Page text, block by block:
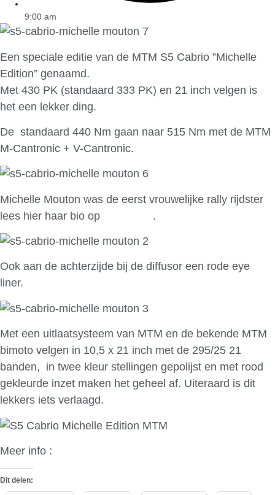
9:00 am
Een speciale editie van de MTM S5 Cabrio ”Michelle
Edition” genaamd.
Met 430 PK (standaard 333 PK) en 21 inch velgen is
het een lekker ding.
De standaard 440 Nm gaan naar 515 Nm met de MTM
M-Cantronic + V-Cantronic.
Michelle Mouton was de eerst vrouwelijke rally rijdster
lees hier haar bio op
.
Ook aan de achterzijde bij de diffusor een rode eye
liner.
Met een uitlaatsysteem van MTM en de bekende MTM
bimoto velgen in 10,5 x 21 inch met de 295/25 21
banden, in twee kleur stellingen gepolijst en met rood
gekleurde inzet maken het geheel af. Uiteraard is dit
lekkers iets verlaagd.
Meer info :
Dit delen: